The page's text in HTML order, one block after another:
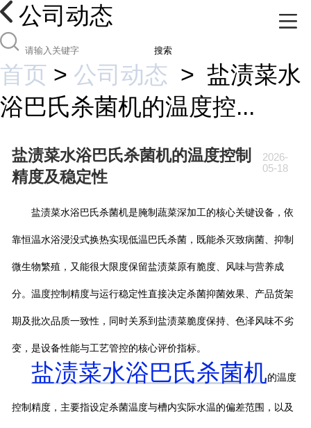
公司动态
搜索
首页 > 公司动态 > 盐渍菜水
浴巴氏杀菌机的温度控...
盐渍菜水浴巴氏杀菌机的温度控制
精度及稳定性
2026-
05-18
盐渍菜水浴巴氏杀菌机是腌制蔬菜深加工的核心关键设备，依
靠恒温水浴浸没式换热实现低温巴氏杀菌，既能杀灭致病菌、抑制
微生物繁殖，又能很大限度保留盐渍菜原有脆度、风味与营养成
分。温度控制精度与运行稳定性直接决定杀菌抑菌效果、产品货架
期及批次品质一致性，同时关系到盐渍菜脆度保持、色泽风味不劣
变，是设备性能与工艺管控的核心评价指标。
盐渍菜水浴巴氏杀菌机的温度
控制精度，主要指设定杀菌温度与槽内实际水温的偏差范围，以及